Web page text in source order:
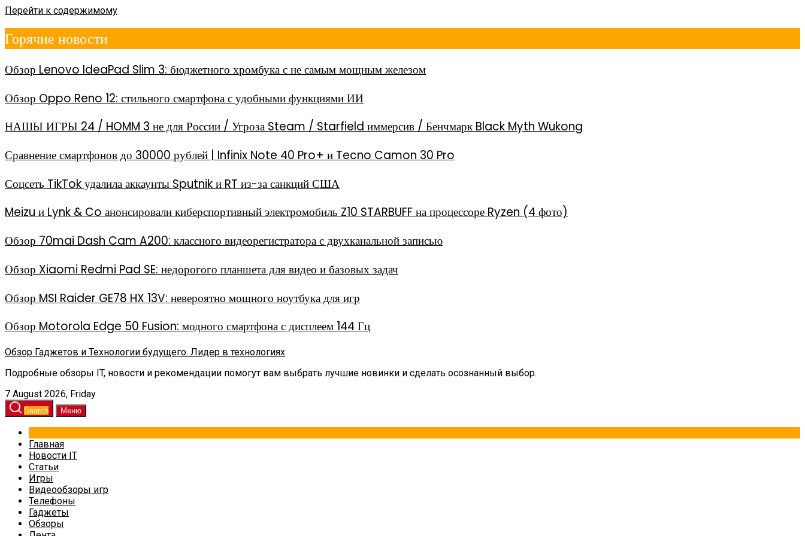
Перейти к содержимому
Горячие новости
Обзор Lenovo IdeaPad Slim 3: бюджетного хромбука с не самым мощным железом
Обзор Oppo Reno 12: стильного смартфона с удобными функциями ИИ
НАШЫ ИГРЫ 24 / HOMM 3 не для России / Угроза Steam / Starfield иммерсив / Бенчмарк Black Myth Wukong
Сравнение смартфонов до 30000 рублей | Infinix Note 40 Pro+ и Tecno Camon 30 Pro
Соцсеть TikTok удалила аккаунты Sputnik и RT из-за санкций США
Meizu и Lynk & Co анонсировали киберспортивный электромобиль Z10 STARBUFF на процессоре Ryzen (4 фото)
Обзор 70mai Dash Cam A200: классного видеорегистратора с двухканальной записью
Обзор Xiaomi Redmi Pad SE: недорогого планшета для видео и базовых задач
Обзор MSI Raider GE78 HX 13V: невероятно мощного ноутбука для игр
Обзор Motorola Edge 50 Fusion: модного смартфона с дисплеем 144 Гц
Обзор Гаджетов и Технологии будущего. Лидер в технологиях
Подробные обзоры IT, новости и рекомендации помогут вам выбрать лучшие новинки и сделать осознанный выбор.
7 August 2026, Friday
Search Меню
Главная
Новости IT
Статьи
Игры
Видеообзоры игр
Телефоны
Гаджеты
Обзоры